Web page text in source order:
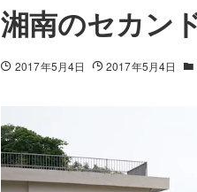
湘南のセカン
2017年5月4日 2017年5月4日